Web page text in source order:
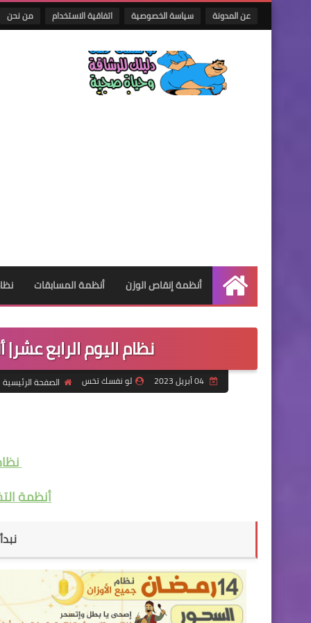
عن المدونة سياسة الخصوصية اتفاقية الاستخدام من نحن
الرئيسية
أنظمة إنقاص الوزن أنظمة المسابقات
نظام اليوم الرابع
لو نفسك تخس الصفحة الرئيسية
أنظمة